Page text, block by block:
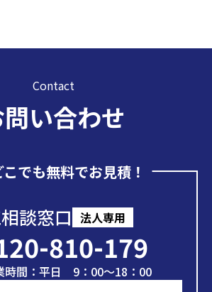
Contact
い合わせ
でも無料でお見積！
談窓口 法人専用
810-179
時間：平日 9：00～18：00